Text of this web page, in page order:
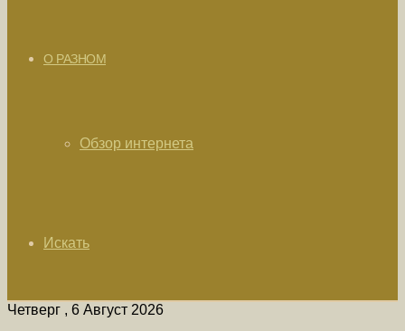
О РАЗНОМ
Обзор интернета
Искать
Четверг , 6 Август 2026